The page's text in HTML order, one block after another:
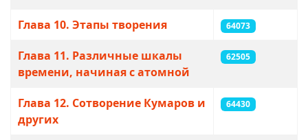
Глава 10. Этапы творения 64073
Глава 11. Различные шкалы
времени, начиная с атомной
62505
Глава 12. Сотворение Кумаров и
других
64430